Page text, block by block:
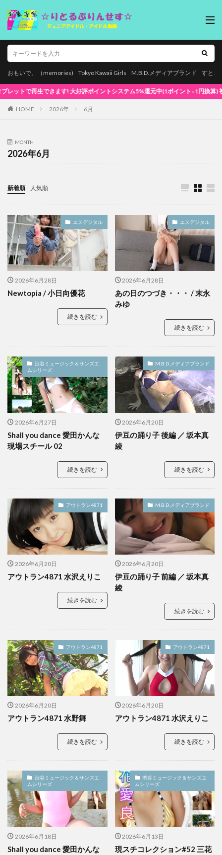
おもいで。（memories) Tokyo Kawaii Girls M.B.D.メディアブランド すとろ
好評ポイントシステム5%還元中(1ポイント=1円換算) 初めてでも安心な簡単
HOME 2026年 6月
MONTH
2026年6月
新着順 人気順
エスデジタル
2026年6月28日
Newtopia / 小日向優花
続きを読む
エスデジタル
2026年6月28日
あの日のつづき・・・ / 末永
みゆ
続きを読む
渋谷ミュージック＆サンズエ
ムシリーズ
2026年6月27日
Shall you dance 愛田かんな
現場スチール 02
続きを読む
M.B.D.メディアブランド
2026年6月20日
伊豆の踊り子 後編 ／ 坂本真
綾
続きを読む
アウトラン4871
2026年6月20日
アウトラン4871 水沢えりこ
続きを読む
M.B.D.メディアブランド
2026年6月20日
伊豆の踊り子 前編 ／ 坂本真
綾
続きを読む
アウトラン4871
2026年6月20日
アウトラン4871 水野舞
続きを読む
アウトラン4871
2026年6月20日
アウトラン4871 水沢えりこ
続きを読む
渋谷ミュージック＆サンズエ
ムシリーズ
2026年6月18日
Shall you dance 愛田かんな
渋谷ミュージック＆サンズエ
ムシリーズ
2026年6月13日
現スチコレクション#52 三花